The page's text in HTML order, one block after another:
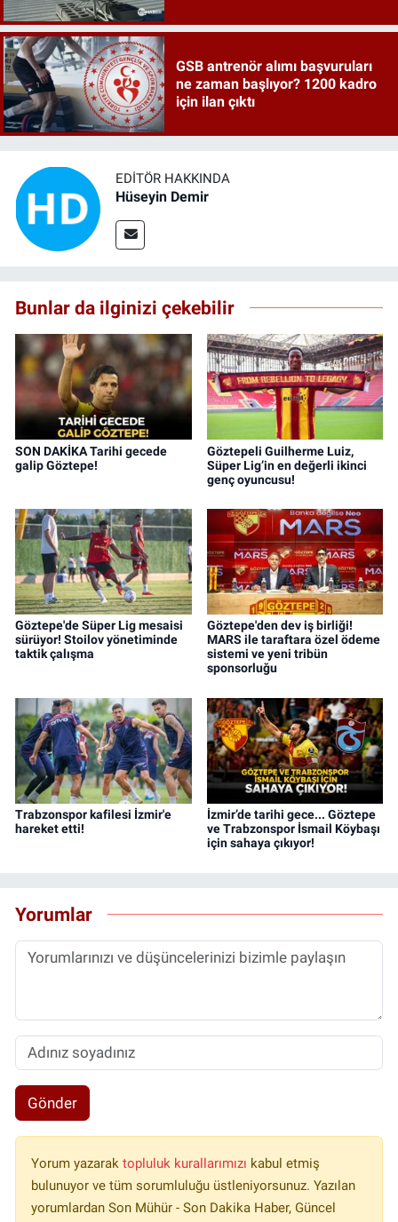
GSB antrenör alımı başvuruları
ne zaman başlıyor? 1200 kadro
için ilan çıktı
EDITÖR HAKKINDA
Hüseyin Demir
Bunlar da ilginizi çekebilir
SON DAKİKA Tarihi gecede
galip Göztepe!
Göztepeli Guilherme Luiz,
Süper Lig’in en değerli ikinci
genç oyuncusu!
Göztepe'de Süper Lig mesaisi
sürüyor! Stoilov yönetiminde
taktik çalışma
Göztepe'den dev iş birliği!
MARS ile taraftara özel ödeme
sistemi ve yeni tribün
sponsorluğu
Trabzonspor kafilesi İzmir'e
hareket etti!
İzmir’de tarihi gece... Göztepe
ve Trabzonspor İsmail Köybaşı
için sahaya çıkıyor!
Yorumlar
Gönder
Yorum yazarak topluluk kurallarımızı kabul etmiş
bulunuyor ve tüm sorumluluğu üstleniyorsunuz. Yazılan
yorumlardan Son Mühür - Son Dakika Haber, Güncel